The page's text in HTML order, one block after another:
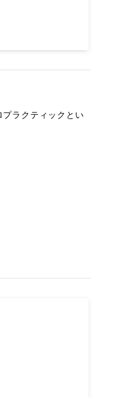
プラクティックとい